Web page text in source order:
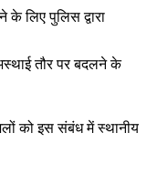
लिए पुलिस द्वारा
तौर पर बदलने के
को इस संबंध में स्थानीय